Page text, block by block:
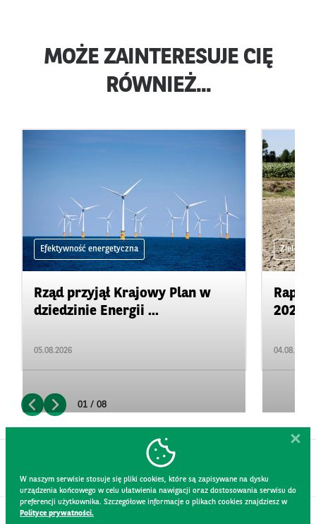
MOŻE ZAINTERESUJE CIĘ
RÓWNIEŻ...
Efektywność energetyczna
Rząd przyjął Krajowy Plan w
dziedzinie Energii ...
05.08.2026
Zielone
2026:
04.08.2026
01 / 08
W naszym serwisie stosuje się pliki cookies, które są zapisywane na dysku
urządzenia końcowego w celu ułatwienia nawigacji oraz dostosowania serwisu do
preferencji użytkownika. Szczegółowe informacje o plikach cookies znajdziesz w
Polityce prywatności.
KONTAKT